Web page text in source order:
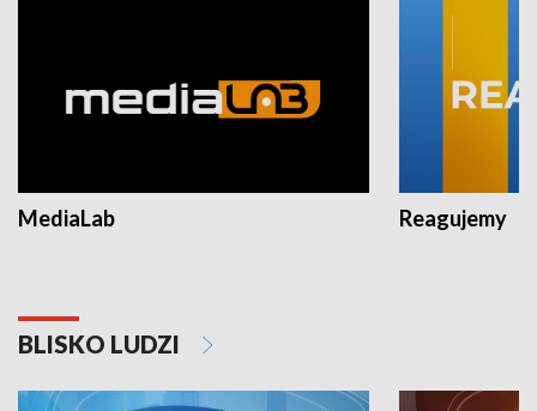
MediaLab Reagujemy
BLISKO LUDZI